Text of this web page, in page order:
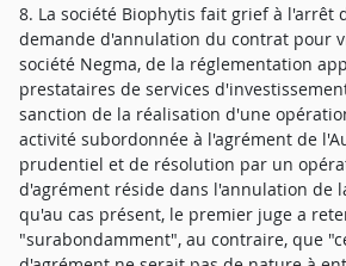
8. La société Biophytis fait grief à l'arrêt
demande d'annulation du contrat pour
société Negma, de la réglementation
prestataires de services
sanction de la réalisation d'une
activité subordonnée à l'agrément de
prudentiel et de résolution par un
d'agrément réside dans l'annulation de
qu'au cas présent, le premier juge a
"surabondamment", au contraire, que